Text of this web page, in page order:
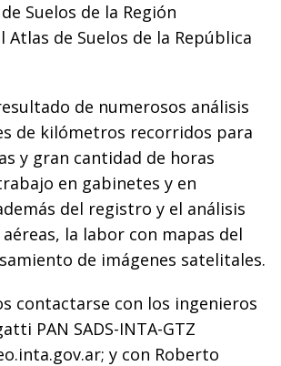
Suelos de la Región
Atlas de Suelos de la República
de numerosos análisis
de kilómetros recorridos para
y gran cantidad de horas
en gabinetes y en
del registro y el análisis
la labor con mapas del
de imágenes satelitales.
contactarse con los ingenieros
PAN SADS-INTA-GTZ
y con Roberto